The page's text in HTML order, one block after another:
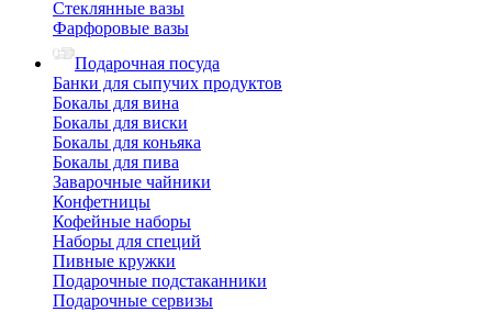
Стеклянные вазы
Фарфоровые вазы
Подарочная посуда
Банки для сыпучих продуктов
Бокалы для вина
Бокалы для виски
Бокалы для коньяка
Бокалы для пива
Заварочные чайники
Конфетницы
Кофейные наборы
Наборы для специй
Пивные кружки
Подарочные подстаканники
Подарочные сервизы